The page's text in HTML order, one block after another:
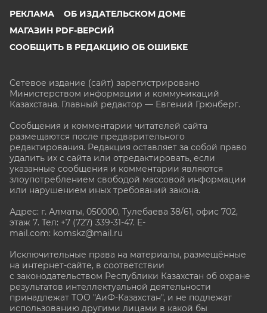
РЕКЛАМА
ОБ ИЗДАТЕЛЬСКОМ ДОМЕ
МАГАЗИН PDF-ВЕРСИЙ
СООБЩИТЬ В РЕДАКЦИЮ ОБ ОШИБКЕ
Сетевое издание (сайт) зарегистрировано
Министерством информации и коммуникаций
Казахстана. Главный редактор — Евгений Грюнберг.
Сообщения и комментарии читателей сайта
размещаются после предварительного
редактирования. Редакция оставляет за собой право
удалить их с сайта или отредактировать, если
указанные сообщения и комментарии являются
злоупотреблением свободой массовой информации
или нарушением иных требований закона.
Адрес: г. Алматы, 050000, Тулебаева 38/61, офис 702,
этаж 7. Тел: +7 (727) 339-31-47. E-
mail.com: komskz@mail.ru
Исключительные права на материалы, размещённые
на интернет-сайте, в соответствии
с законодательством Республики Казахстан об охране
результатов интеллектуальной деятельности
принадлежат ТОО "АиФ-Казахстан", и не подлежат
использованию другими лицами в какой бы